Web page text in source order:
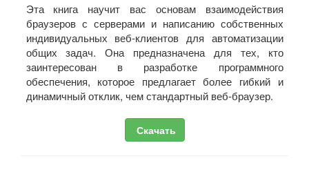
Эта книга научит вас основам взаимодействия
браузеров с серверами и написанию собственных
индивидуальных веб-клиентов для автоматизации
общих задач. Она предназначена для тех, кто
заинтересован в разработке программного
обеспечения, которое предлагает более гибкий и
динамичный отклик, чем стандартный веб-браузер.
Скачать